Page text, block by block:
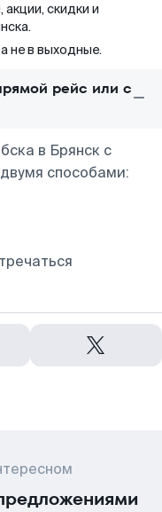
скидки и
не в выходные.
рейс или с
в Брянск с
способами: